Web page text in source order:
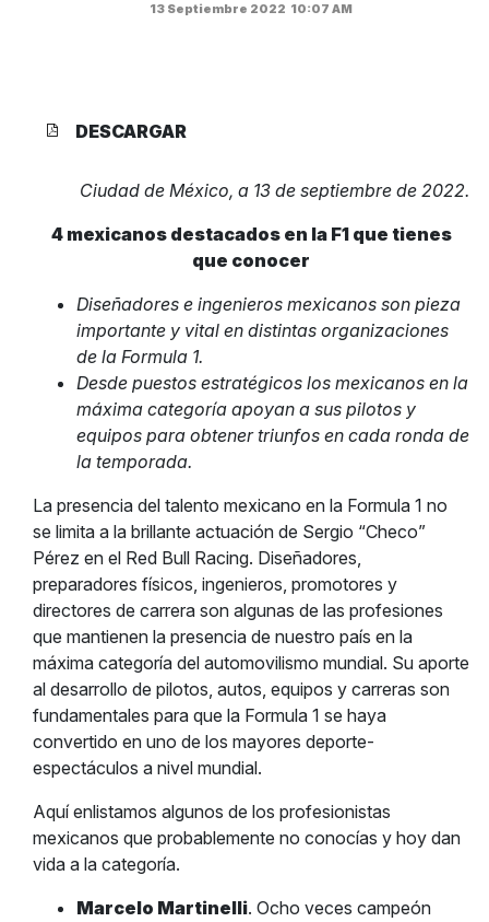
13 Septiembre 2022 10:07 AM
DESCARGAR
Ciudad de México, a 13 de septiembre de 2022.
4 mexicanos destacados en la F1 que tienes
que conocer
Diseñadores e ingenieros mexicanos son pieza
importante y vital en distintas organizaciones
de la Formula 1.
Desde puestos estratégicos los mexicanos en la
máxima categoría apoyan a sus pilotos y
equipos para obtener triunfos en cada ronda de
la temporada.
La presencia del talento mexicano en la Formula 1 no
se limita a la brillante actuación de Sergio “Checo”
Pérez en el Red Bull Racing. Diseñadores,
preparadores físicos, ingenieros, promotores y
directores de carrera son algunas de las profesiones
que mantienen la presencia de nuestro país en la
máxima categoría del automovilismo mundial. Su aporte
al desarrollo de pilotos, autos, equipos y carreras son
fundamentales para que la Formula 1 se haya
convertido en uno de los mayores deporte-
espectáculos a nivel mundial.
Aquí enlistamos algunos de los profesionistas
mexicanos que probablemente no conocías y hoy dan
vida a la categoría.
Marcelo Martinelli. Ocho veces campeón